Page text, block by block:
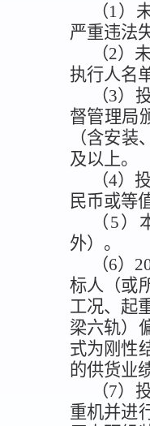
（1）
严重违法
（2）
执行人名
（3）
督管理局
（含安
及以上。
（4）
民币或等
（5
外）。
（6）
标人（或
工况、起
梁六轨）
式为刚性
的供货业
（7）
重机并进